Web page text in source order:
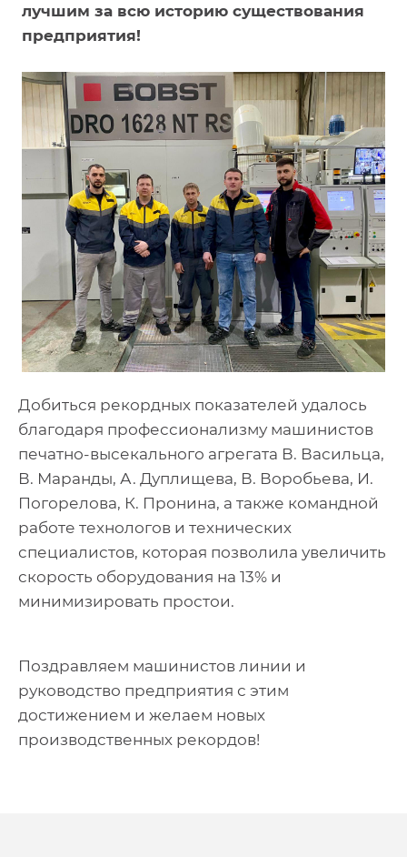
лучшим за всю историю существования
предприятия!
Добиться рекордных показателей удалось
благодаря профессионализму машинистов
печатно-высекального агрегата В. Васильца,
В. Маранды, А. Дуплищева, В. Воробьева, И.
Погорелова, К. Пронина, а также командной
работе технологов и технических
специалистов, которая позволила увеличить
скорость оборудования на 13% и
минимизировать простои.
Поздравляем машинистов линии и
руководство предприятия с этим
достижением и желаем новых
производственных рекордов!